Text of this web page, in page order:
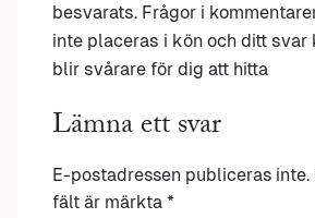
besvarats. Frågor i
inte placeras i kön och ditt svar
blir svårare för dig att hitta
Lämna ett svar
E-postadressen publiceras inte.
fält är märkta *